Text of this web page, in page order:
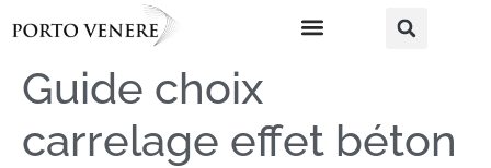
Guide choix
carrelage effet béton